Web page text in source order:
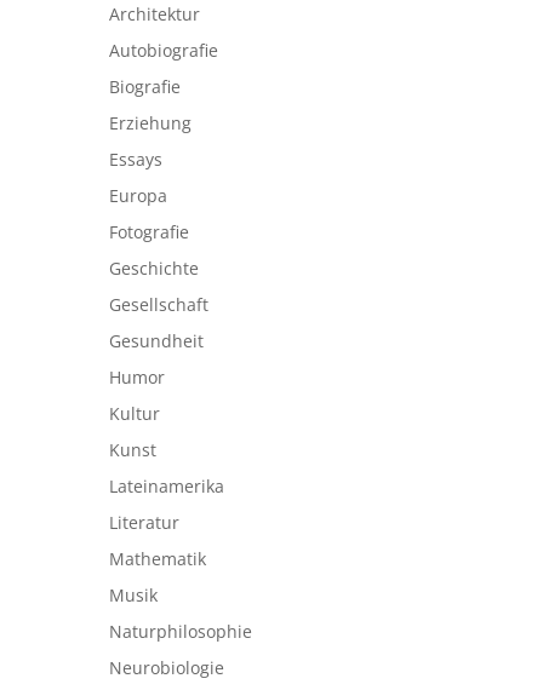
Architektur
Autobiografie
Biografie
Erziehung
Essays
Europa
Fotografie
Geschichte
Gesellschaft
Gesundheit
Humor
Kultur
Kunst
Lateinamerika
Literatur
Mathematik
Musik
Naturphilosophie
Neurobiologie